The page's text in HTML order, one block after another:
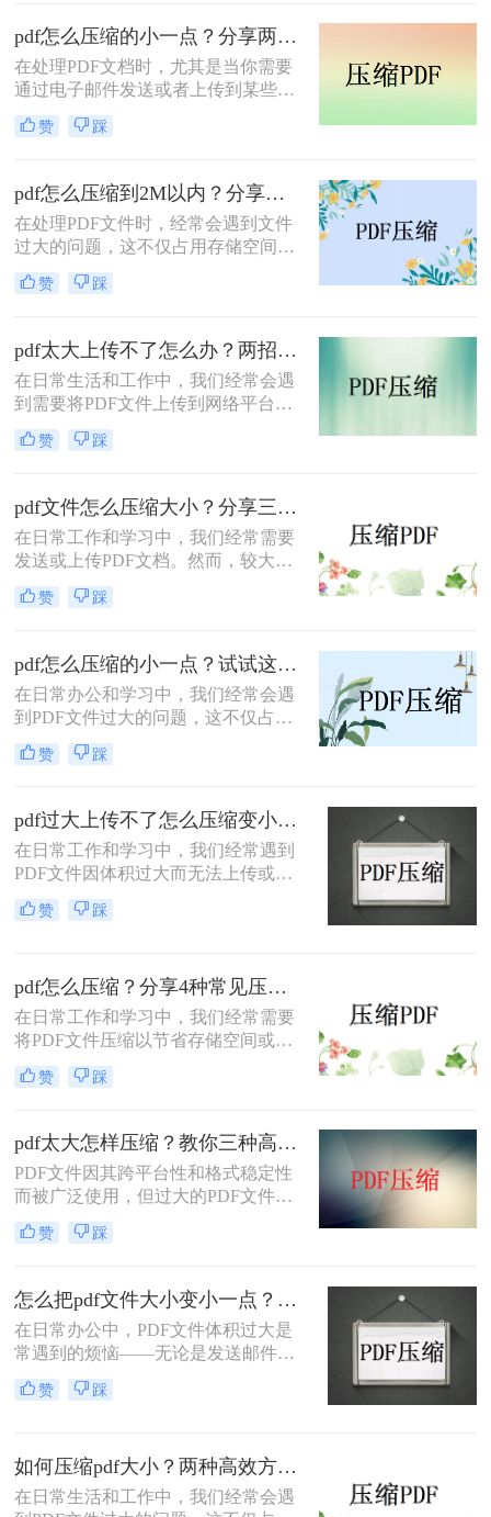
传到某些平台。因此，掌握pdf太大如
何压缩变小是十分必要的。本文将介
绍两种实用的方法来解决这个问题，
帮助您轻松完成 PDF 文件的压缩。
pdf怎么压缩的小一点？分享两种实用压缩方法！
在处理PDF文档时，尤其是当你需要
通过电子邮件发送或者上传到某些对
文件大小有限制的平台时，压缩PDF
文件变得尤为重要。那么pdf怎么压缩
PDF压缩方法。
赞 踩
pdf怎么压缩到2M以内？分享两种实用压缩方法！
在处理PDF文件时，经常会遇到文件
过大的问题，这不仅占用存储空间，
还影响文件的传输速度。为了满足特
定需求，将PDF文件压缩到2M以内变
以内呢？本文将介绍两种常用的PDF
压缩方法。
赞 踩
pdf太大上传不了怎么办？两招帮你解决！
在日常生活和工作中，我们经常会遇
到需要将PDF文件上传到网络平台或
发送给他人的情况。然而，有时PDF
文件过大，导致无法顺利上传或发
本文将介绍两种解决PDF文件过大无
法上传的方法，帮助你轻松应对这一
问题。
赞 踩
pdf文件怎么压缩大小？分享三种实用压缩方法！
在日常工作和学习中，我们经常需要
发送或上传PDF文档。然而，较大的
文件可能会导致传输缓慢或者无法满
足上传限制。那么pdf文件怎么压缩大
缩方法，帮助你轻松减小文件大小。
赞 踩
pdf怎么压缩的小一点？试试这三种实用压缩方法！
在日常办公和学习中，我们经常会遇
到PDF文件过大的问题，这不仅占用
了大量的存储空间，还影响了文件的
传输速度。那么pdf怎么压缩的小一点
绍三种实用的PDF压缩方法，帮助您
轻松将PDF文件压缩得更小。
赞 踩
pdf过大上传不了怎么压缩变小？快来试试这3种压缩方法！
在日常工作和学习中，我们经常遇到
PDF文件因体积过大而无法上传或分
享的情况。那么pdf过大上传不了怎么
压缩变小呢？为了帮助您轻松应对这
赞 踩
pdf怎么压缩？分享4种常见压缩方法！
在日常工作和学习中，我们经常需要
将PDF文件压缩以节省存储空间或加
快传输速度。那么pdf怎么压缩呢？本
文将介绍几种常见的PDF压缩方法。
赞 踩
pdf太大怎样压缩？教你三种高效方法！
PDF文件因其跨平台性和格式稳定性
而被广泛使用，但过大的PDF文件不
仅占用存储空间，还会影响传输速度
和加载速度。为了解决pdf太大怎样压
件的方法。
赞 踩
怎么把pdf文件大小变小一点？四种方法对比，一看就懂！
在日常办公中，PDF文件体积过大是
常遇到的烦恼——无论是发送邮件受
限于附件大小，还是上传系统提示文
件超限，都让人头疼。那么，怎么把
解操作步骤，您可根据文件数量、压
缩质量要求和隐私需求快速选择最合
赞 踩
如何压缩pdf大小？两种高效方法详解！
在日常生活和工作中，我们经常会遇